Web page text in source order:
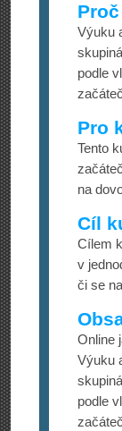
Výuku
podle
Pro
Tento
na
Cíl
Cílem
v
či se
Online
Výuku
podle